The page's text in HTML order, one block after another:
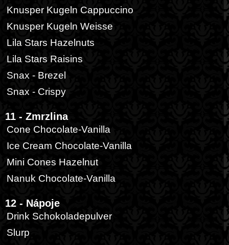
Knusper Kugeln Cappuccino
Knusper Kugeln Weisse
Lila Stars Hazelnuts
Lila Stars Raisins
Snax - Brezel
Snax - Crispy
11 - Zmrzlina
Cone Chocolate-Vanilla
Ice Cream Chocolate-Vanilla
Mini Cones Hazelnut
Nanuk Chocolate-Vanilla
12 - Nápoje
Drink Schokoladepulver
Slurp